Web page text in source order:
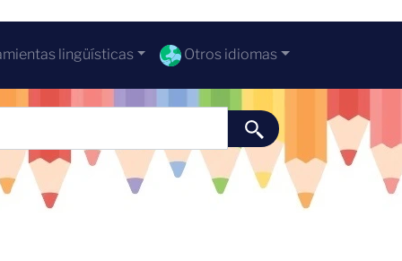
lingüísticas Otros idiomas